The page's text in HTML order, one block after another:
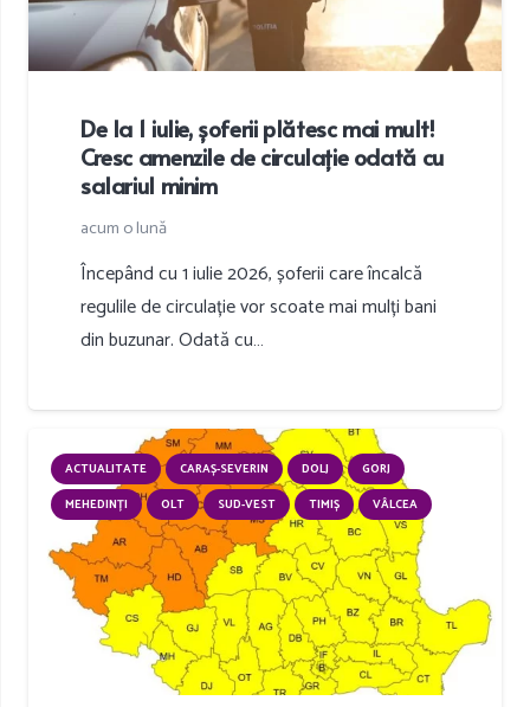
De la 1 iulie, șoferii plătesc mai mult!
Cresc amenzile de circulație odată cu
salariul minim
acum o lună
Începând cu 1 iulie 2026, șoferii care încalcă
regulile de circulație vor scoate mai mulți bani
din buzunar. Odată cu…
ACTUALITATE CARAȘ-SEVERIN DOLJ
GORJ
MEHEDINȚI
OLT SUD-VEST TIMIȘ VÂLCEA